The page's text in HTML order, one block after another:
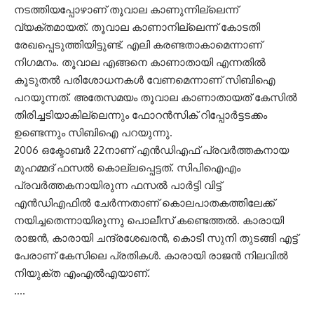
നടത്തിയപ്പോഴാണ് തൂവാല കാണുന്നില്ലെന്ന്
വ്യക്തമായത്. തൂവാല കാണാനില്ലെന്ന് കോടതി
രേഖപ്പെടുത്തിയിട്ടുണ്ട്. എലി കരണ്ടതാകാമെന്നാണ്
നിഗമനം. തൂവാല എങ്ങനെ കാണാതായി എന്നതില്‍
കൂടുതല്‍ പരിശോധനകള്‍ വേണമെന്നാണ് സിബിഐ
പറയുന്നത്. അതേസമയം തൂവാല കാണാതായത് കേസില്‍
തിരിച്ചടിയാകില്ലെന്നും ഫോറന്‍സിക് റിപ്പോര്‍ട്ടടക്കം
ഉണ്ടെന്നും സിബിഐ പറയുന്നു.
2006 ഒക്ടോബര്‍ 22നാണ് എന്‍ഡിഎഫ് പ്രവര്‍ത്തകനായ
മുഹമ്മദ് ഫസല്‍ കൊല്ലപ്പെട്ടത്. സിപിഐഎം
പ്രവര്‍ത്തകനായിരുന്ന ഫസല്‍ പാര്‍ട്ടി വിട്ട്
എന്‍ഡിഎഫില്‍ ചേര്‍ന്നതാണ് കൊലപാതകത്തിലേക്ക്
നയിച്ചതെന്നായിരുന്നു പൊലീസ് കണ്ടെത്തല്‍. കാരായി
രാജന്‍, കാരായി ചന്ദ്രശേഖരന്‍, കൊടി സുനി തുടങ്ങി എട്ട്
പേരാണ് കേസിലെ പ്രതികള്‍. കാരായി രാജന്‍ നിലവില്‍
നിയുക്ത എംഎല്‍എയാണ്.
….